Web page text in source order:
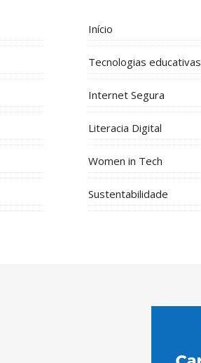
Início
Tecnologias educativas
Internet Segura
Literacia Digital
Women in Tech
Sustentabilidade